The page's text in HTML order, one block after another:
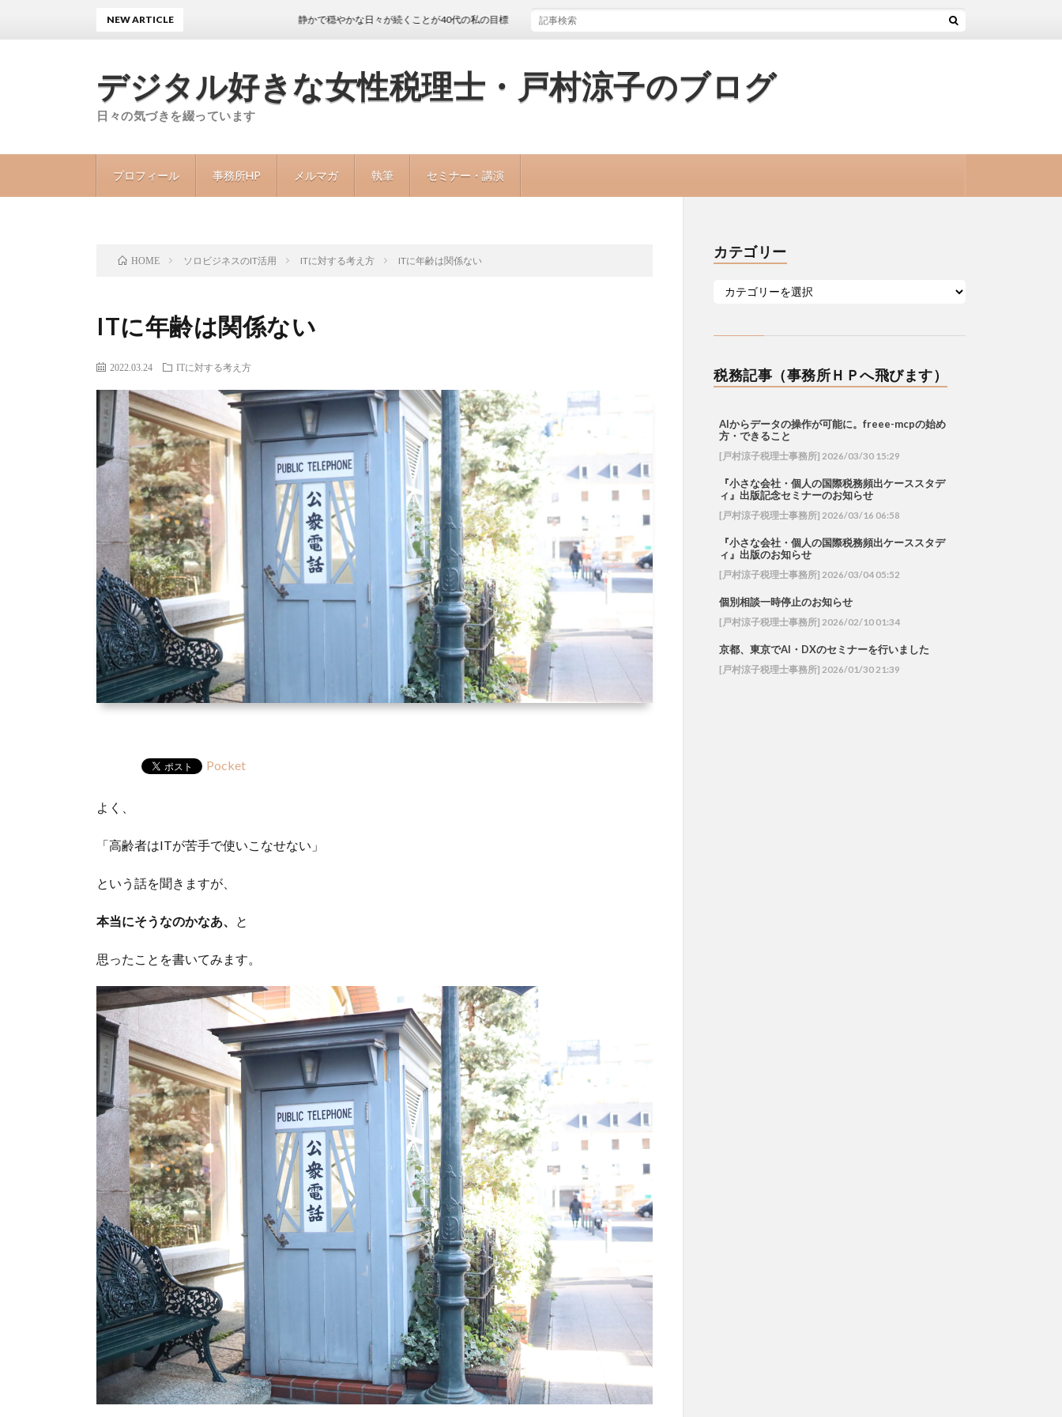
デジタル好きな女性税理士・戸村涼子のブログ
日々の気づきを綴っています
プロフィール 事務所HP メルマガ 執筆 セミナー・講演
NEW ARTICLE 静かで穏やかな日々が続くことが40代の私の目標
HOME ソロビジネスのIT活用 ITに対する考え方 ITに年齢は関係ない
ITに年齢は関係ない
2022.03.24 ITに対する考え方
Pocket
よく、
「高齢者はITが苦手で使いこなせない」
という話を聞きますが、
本当にそうなのかなあ、 と
思ったことを書いてみます。
カテゴリー
税務記事（事務所ＨＰへ飛びます）
AIからデータの操作が可能に。freee-mcpの始め
方・できること
[戸村涼子税理士事務所] 2026/03/30 15:29
『小さな会社・個人の国際税務頻出ケーススタデ
ィ』出版記念セミナーのお知らせ
[戸村涼子税理士事務所] 2026/03/16 06:58
『小さな会社・個人の国際税務頻出ケーススタデ
ィ』出版のお知らせ
[戸村涼子税理士事務所] 2026/03/04 05:52
個別相談一時停止のお知らせ
[戸村涼子税理士事務所] 2026/02/10 01:34
京都、東京でAI・DXのセミナーを行いました
[戸村涼子税理士事務所] 2026/01/30 21:39